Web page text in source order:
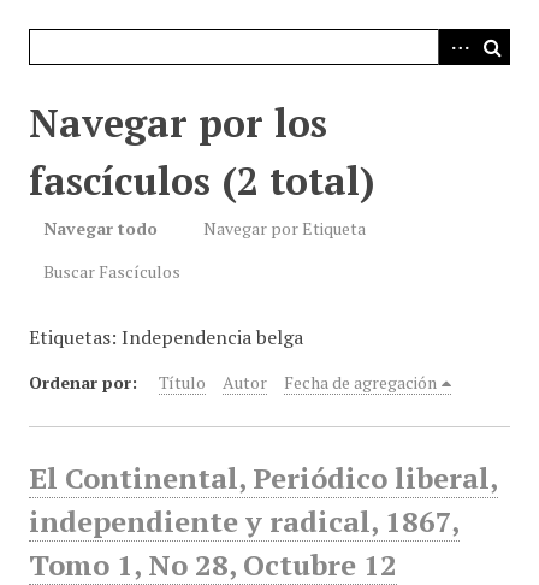
Navegar por los
fascículos (2 total)
Navegar todo
Navegar por Etiqueta
Buscar Fascículos
Etiquetas: Independencia belga
Ordenar por: Título Autor Fecha de agregación
El Continental, Periódico liberal,
independiente y radical, 1867,
Tomo 1, No 28, Octubre 12